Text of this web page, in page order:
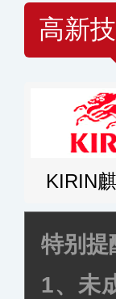
高新
KIRIN
特别提
1、未